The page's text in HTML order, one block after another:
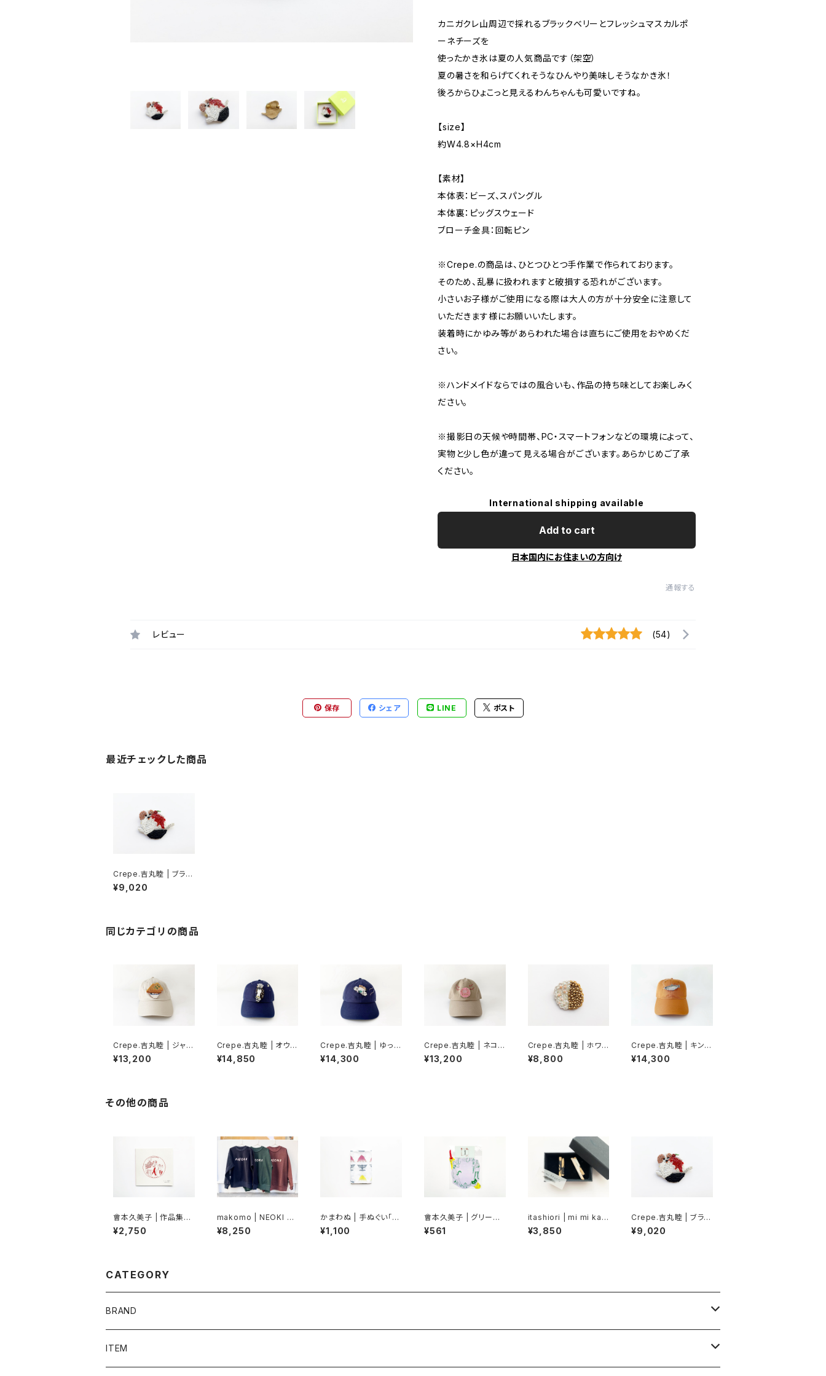
カニガクレ山周辺で採れるブラックベリーとフレッシュマスカルポ
ーネチーズを
使ったかき氷は夏の人気商品です（架空）
夏の暑さを和らげてくれそうなひんやり美味しそうなかき氷！
後ろからひょこっと見えるわんちゃんも可愛いですね。
【size】
約W4.8×H4cm
【素材】
本体表：ビーズ、スパングル
本体裏：ピッグスウェード
ブローチ金具：回転ピン
※Crepe.の商品は、ひとつひとつ手作業で作られております。
そのため、乱暴に扱われますと破損する恐れがございます。
小さいお子様がご使用になる際は大人の方が十分安全に注意して
いただきます様にお願いいたします。
装着時にかゆみ等があらわれた場合は直ちにご使用をおやめくだ
さい。
※ハンドメイドならではの風合いも、作品の持ち味としてお楽しみく
ださい。
※撮影日の天候や時間帯、PC・スマートフォンなどの環境によって、
実物と少し色が違って見える場合がございます。あらかじめご了承
ください。
International shipping available
Add to cart
日本国内にお住まいの方向け
通報する
レビュー (54)
保存 シェア LINE ポスト
最近チェックした商品
Crepe.吉丸睦 | ブラッ
クベリーマスカルポー
ネかき氷犬のブローチ
¥9,020
同じカテゴリの商品
Crepe.吉丸睦 | ジャン
ボきつねうどんのブ帽
¥13,200
Crepe.吉丸睦 | オウギ
ワシのブ帽
¥14,850
Crepe.吉丸睦 | ゆった
り鳩タクシーのブ帽
¥14,300
Crepe.吉丸睦 | ネコイ
ンのブ帽
¥13,200
Crepe.吉丸睦 | ホワイ
トチョコドライストロベ
リークッキーブローチ
¥8,800
Crepe.吉丸睦 | キング
サーモン釣りのブ帽
¥14,300
その他の商品
會本久美子 | 作品集
「小さい魔法」
¥2,750
makomo | NEOKI ス
ウェット
¥8,250
かまわぬ | 手ぬぐい「か
き氷」
¥1,100
會本久美子 | グリーテ
ィングカードセット A
¥561
itashiori | mi mi ka z
a ri (pierce2)
¥3,850
Crepe.吉丸睦 | ブラッ
クベリーマスカルポー
ネかき氷犬のブローチ
¥9,020
CATEGORY
BRAND
admi
ITEM